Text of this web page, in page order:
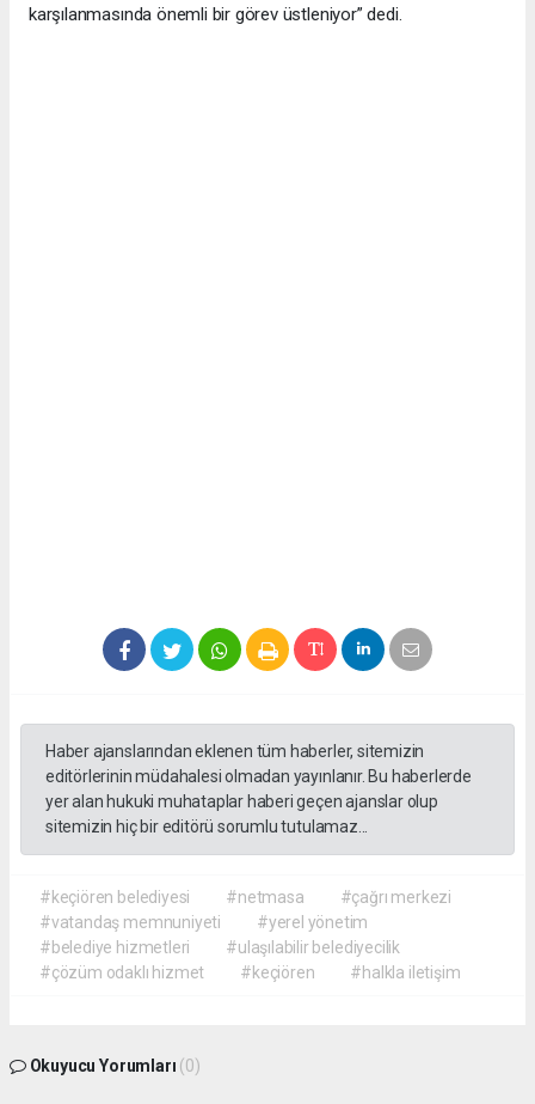
karşılanmasında önemli bir görev üstleniyor” dedi.
Haber ajanslarından eklenen tüm haberler, sitemizin
editörlerinin müdahalesi olmadan yayınlanır. Bu haberlerde
yer alan hukuki muhataplar haberi geçen ajanslar olup
sitemizin hiç bir editörü sorumlu tutulamaz...
#keçiören belediyesi #netmasa
#çağrı merkezi
#vatandaş memnuniyeti
#yerel yönetim
#belediye hizmetleri
#ulaşılabilir belediyecilik
#çözüm odaklı hizmet
#keçiören #halkla iletişim
Okuyucu Yorumları (0)